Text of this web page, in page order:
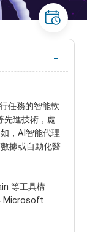
任務的智能軟
先進技術，處
，AI智能代理
據或自動化醫
等工具構
Microsoft